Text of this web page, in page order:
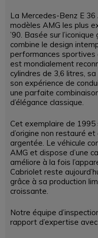
La Mercedes-Benz E
modèles AMG les plus
’90. Basée sur
combine le design
performances sportives
est mondialement
cylindres de 3,6 litres,
son expérience de
une parfaite
d’élégance classique.
Cet exemplaire de
d’origine non restauré
argentée. Le véhicule
AMG et dispose d’une
améliore à la fois
Cabriolet reste
grâce à sa production
croissante.
Notre équipe
rapport d’expertise